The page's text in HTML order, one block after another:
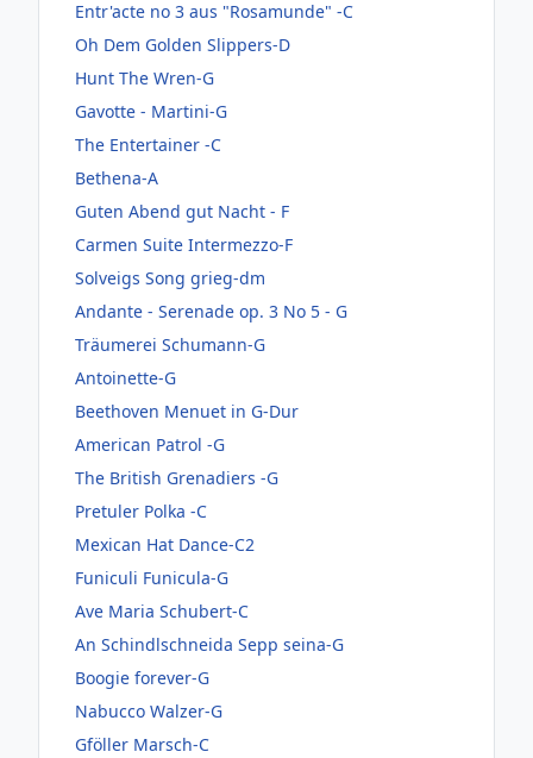
Entr'acte no 3 aus "Rosamunde" -C
Oh Dem Golden Slippers-D
Hunt The Wren-G
Gavotte - Martini-G
The Entertainer -C
Bethena-A
Guten Abend gut Nacht - F
Carmen Suite Intermezzo-F
Solveigs Song grieg-dm
Andante - Serenade op. 3 No 5 - G
Träumerei Schumann-G
Antoinette-G
Beethoven Menuet in G-Dur
American Patrol -G
The British Grenadiers -G
Pretuler Polka -C
Mexican Hat Dance-C2
Funiculi Funicula-G
Ave Maria Schubert-C
An Schindlschneida Sepp seina-G
Boogie forever-G
Nabucco Walzer-G
Gföller Marsch-C